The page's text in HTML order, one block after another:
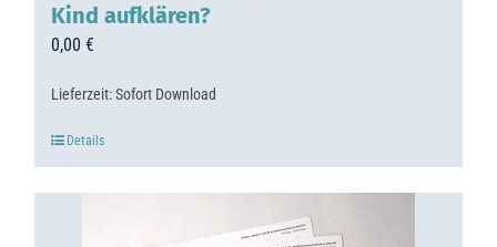
Kind aufklären?
0,00 €
Lieferzeit:Sofort Download
Details